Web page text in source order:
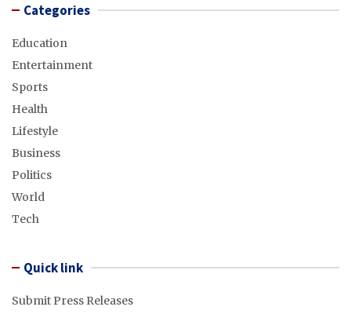
Categories
Education
Entertainment
Sports
Health
Lifestyle
Business
Politics
World
Tech
Quick link
Submit Press Releases